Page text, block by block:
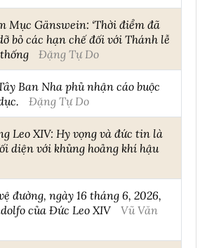
Mục Gänswein: ‘Thời điểm đã
bỏ các hạn chế đối với Thánh lễ
Đặng Tự Do
Ban Nha phủ nhận cáo buộc
Đặng Tự Do
Leo XIV: Hy vọng và đức tin là
diện với khủng hoảng khí hậu
đường, ngày 16 tháng 6, 2026,
của Đức Leo XIV
Vũ Văn